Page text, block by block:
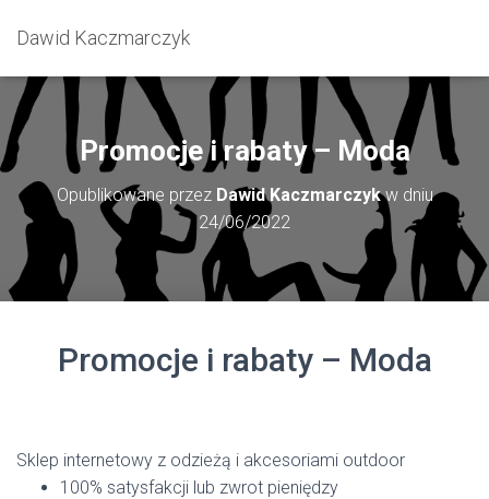
Dawid Kaczmarczyk
Promocje i rabaty – Moda
Opublikowane przez Dawid Kaczmarczykw dniu
24/06/2022
Promocje i rabaty – Moda
Sklep internetowy z odzieżą i akcesoriami outdoor
100% satysfakcji lub zwrot pieniędzy